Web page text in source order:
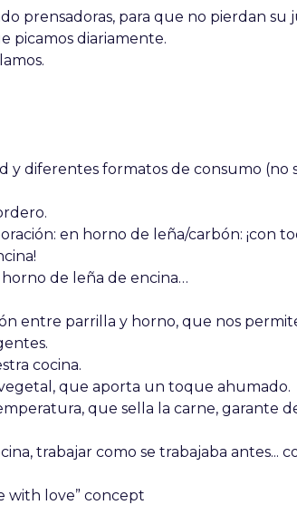
prensadoras, para que no pierdan su
picamos diariamente.
y diferentes formatos de consumo (no
en horno de leña/carbón: ¡con
de leña de encina…
entre parrilla y horno, que nos
cocina.
que aporta un toque ahumado.
que sella la carne, garante
trabajar como se trabajaba antes...
with love” concept